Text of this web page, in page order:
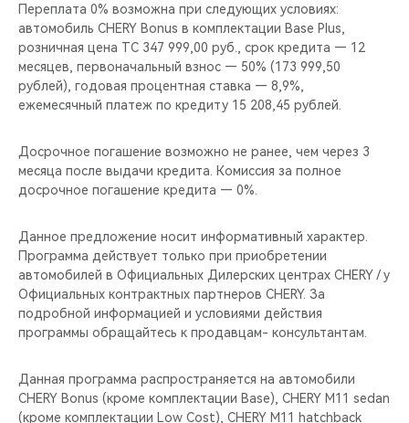
Переплата 0% возможна при следующих условиях:
автомобиль CHERY Bonus в комплектации Base Plus,
розничная цена ТС 347 999,00 руб., срок кредита — 12
месяцев, первоначальный взнос — 50% (173 999,50
рублей), годовая процентная ставка — 8,9%,
ежемесячный платеж по кредиту 15 208,45 рублей.
Досрочное погашение возможно не ранее, чем через 3
месяца после выдачи кредита. Комиссия за полное
досрочное погашение кредита — 0%.
Данное предложение носит информативный характер.
Программа действует только при приобретении
автомобилей в Официальных Дилерских центрах CHERY / у
Официальных контрактных партнеров CHERY. За
подробной информацией и условиями действия
программы обращайтесь к продавцам- консультантам.
Данная программа распространяется на автомобили
CHERY Bonus (кроме комплектации Base), CHERY M11 sedan
(кроме комплектации Low Cost), CHERY M11 hatchback